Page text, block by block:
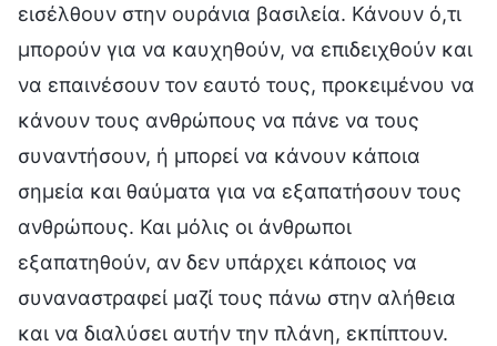
εισέλθουν στην ουράνια βασιλεία. Κάνουν ό,τι
μπορούν για να καυχηθούν, να επιδειχθούν και
να επαινέσουν τον εαυτό τους, προκειμένου να
κάνουν τους ανθρώπους να πάνε να τους
συναντήσουν, ή μπορεί να κάνουν κάποια
σημεία και θαύματα για να εξαπατήσουν τους
ανθρώπους. Και μόλις οι άνθρωποι
εξαπατηθούν, αν δεν υπάρχει κάποιος να
συναναστραφεί μαζί τους πάνω στην αλήθεια
και να διαλύσει αυτήν την πλάνη, εκπίπτουν.